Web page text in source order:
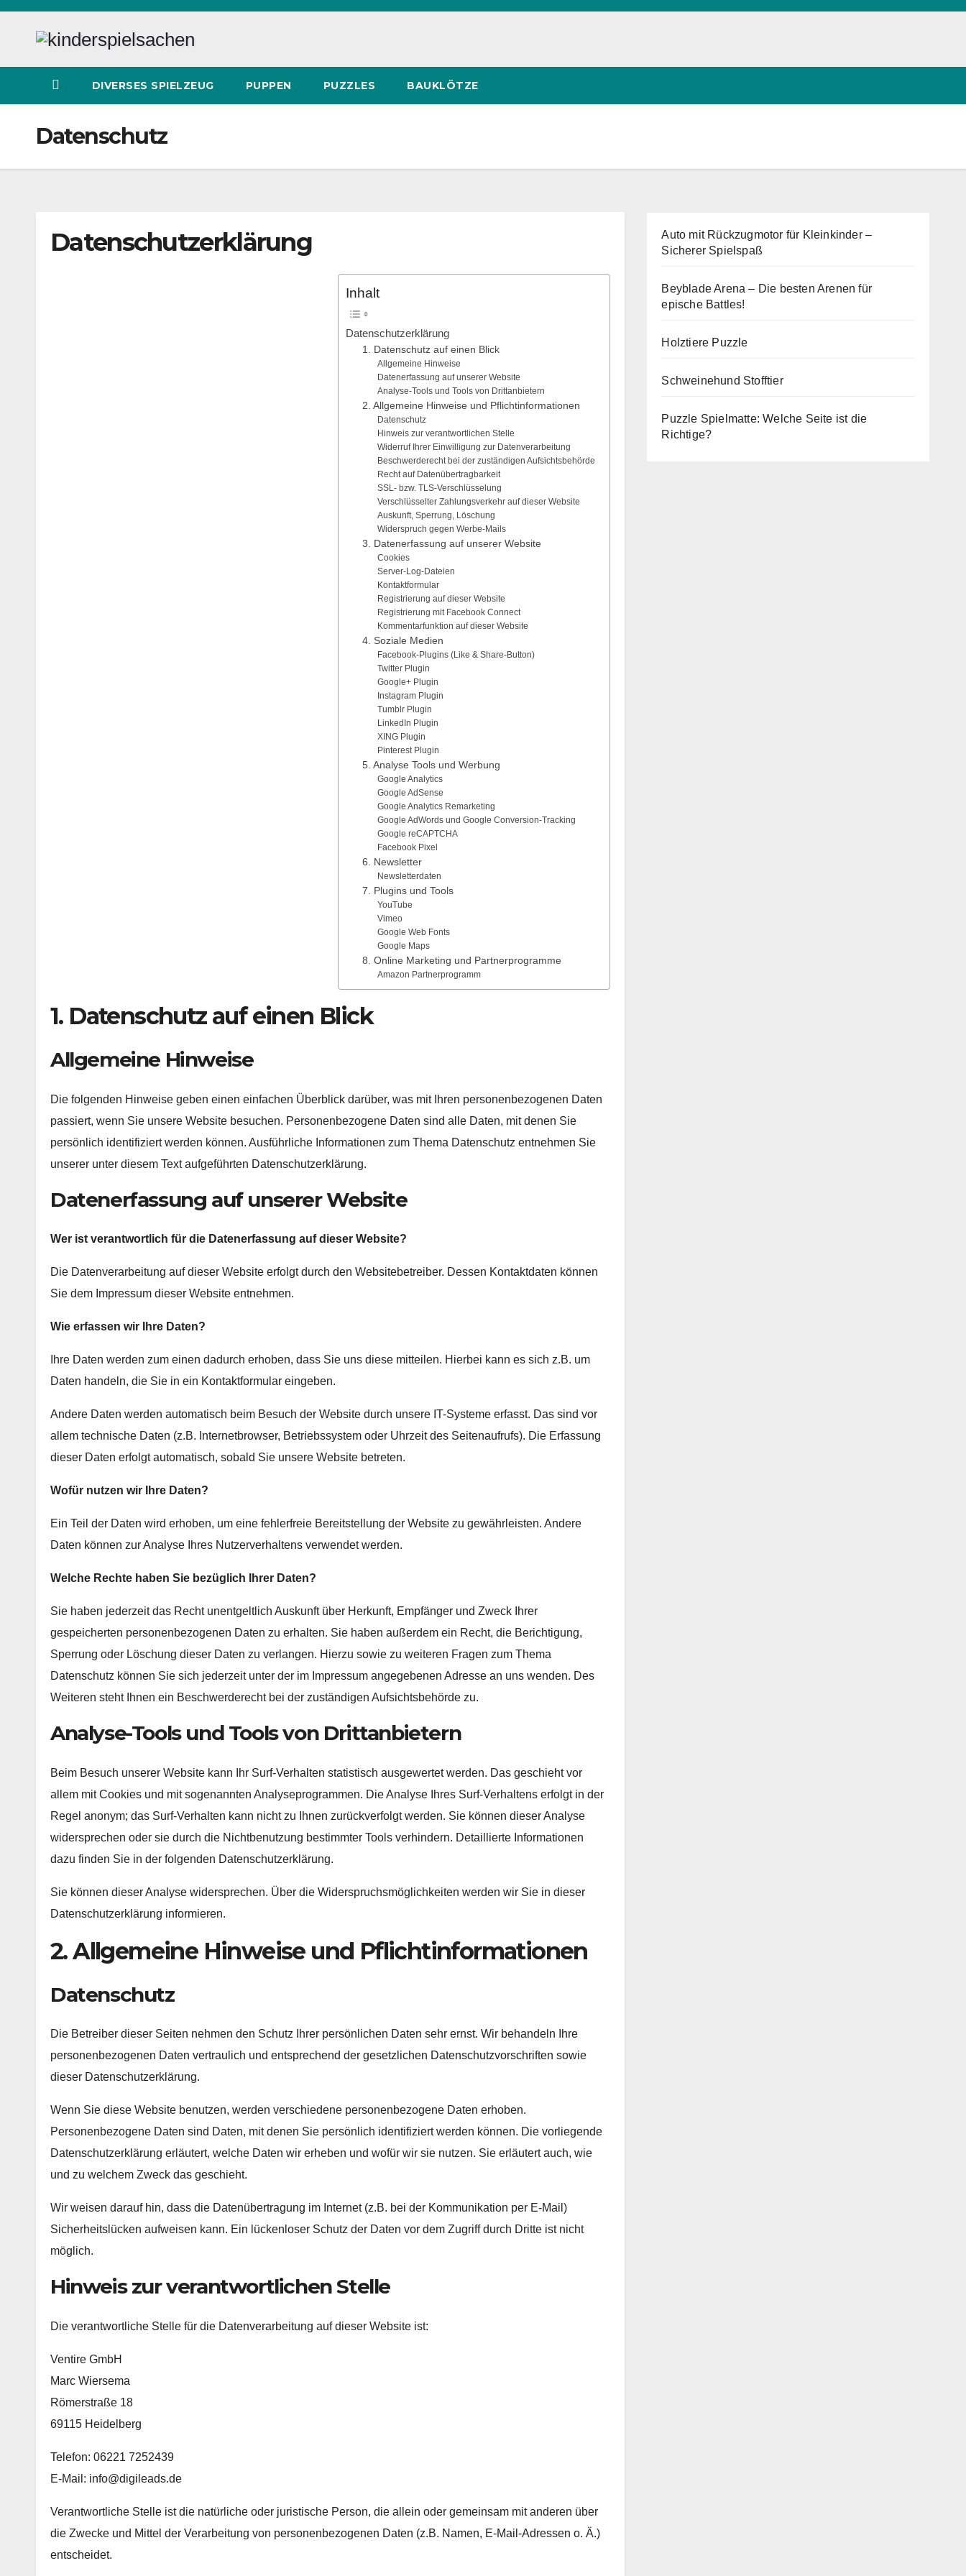
Zum
DIVERSES SPIELZEUG PUPPEN PUZZLES BAUKLÖTZE
Datenschutz
Datenschutzerklärung
Inhalt
Datenschutzerklärung
1. Datenschutz auf einen Blick
Allgemeine Hinweise
Datenerfassung auf unserer Website
Analyse-Tools und Tools von Drittanbietern
2. Allgemeine Hinweise und Pflichtinformationen
Datenschutz
Hinweis zur verantwortlichen Stelle
Widerruf Ihrer Einwilligung zur Datenverarbeitung
Beschwerderecht bei der zuständigen Aufsichtsbehörde
Recht auf Datenübertragbarkeit
SSL- bzw. TLS-Verschlüsselung
Verschlüsselter Zahlungsverkehr auf dieser Website
Auskunft, Sperrung, Löschung
Widerspruch gegen Werbe-Mails
3. Datenerfassung auf unserer Website
Cookies
Server-Log-Dateien
Kontaktformular
Registrierung auf dieser Website
Registrierung mit Facebook Connect
Kommentarfunktion auf dieser Website
4. Soziale Medien
Facebook-Plugins (Like & Share-Button)
Twitter Plugin
Google+ Plugin
Instagram Plugin
Tumblr Plugin
LinkedIn Plugin
XING Plugin
Pinterest Plugin
5. Analyse Tools und Werbung
Google Analytics
Google AdSense
Google Analytics Remarketing
Google AdWords und Google Conversion-Tracking
Google reCAPTCHA
Facebook Pixel
6. Newsletter
Newsletterdaten
7. Plugins und Tools
YouTube
Vimeo
Google Web Fonts
Google Maps
8. Online Marketing und Partnerprogramme
Amazon Partnerprogramm
1. Datenschutz auf einen Blick
Allgemeine Hinweise
Die folgenden Hinweise geben einen einfachen Überblick darüber, was mit Ihren personenbezogenen Daten
passiert, wenn Sie unsere Website besuchen. Personenbezogene Daten sind alle Daten, mit denen Sie
persönlich identifiziert werden können. Ausführliche Informationen zum Thema Datenschutz entnehmen Sie
unserer unter diesem Text aufgeführten Datenschutzerklärung.
Datenerfassung auf unserer Website
Wer ist verantwortlich für die Datenerfassung auf dieser Website?
Die Datenverarbeitung auf dieser Website erfolgt durch den Websitebetreiber. Dessen Kontaktdaten können
Sie dem Impressum dieser Website entnehmen.
Wie erfassen wir Ihre Daten?
Ihre Daten werden zum einen dadurch erhoben, dass Sie uns diese mitteilen. Hierbei kann es sich z.B. um
Daten handeln, die Sie in ein Kontaktformular eingeben.
Andere Daten werden automatisch beim Besuch der Website durch unsere IT-Systeme erfasst. Das sind vor
allem technische Daten (z.B. Internetbrowser, Betriebssystem oder Uhrzeit des Seitenaufrufs). Die Erfassung
dieser Daten erfolgt automatisch, sobald Sie unsere Website betreten.
Wofür nutzen wir Ihre Daten?
Ein Teil der Daten wird erhoben, um eine fehlerfreie Bereitstellung der Website zu gewährleisten. Andere
Daten können zur Analyse Ihres Nutzerverhaltens verwendet werden.
Welche Rechte haben Sie bezüglich Ihrer Daten?
Sie haben jederzeit das Recht unentgeltlich Auskunft über Herkunft, Empfänger und Zweck Ihrer
gespeicherten personenbezogenen Daten zu erhalten. Sie haben außerdem ein Recht, die Berichtigung,
Sperrung oder Löschung dieser Daten zu verlangen. Hierzu sowie zu weiteren Fragen zum Thema
Datenschutz können Sie sich jederzeit unter der im Impressum angegebenen Adresse an uns wenden. Des
Weiteren steht Ihnen ein Beschwerderecht bei der zuständigen Aufsichtsbehörde zu.
Analyse-Tools und Tools von Drittanbietern
Beim Besuch unserer Website kann Ihr Surf-Verhalten statistisch ausgewertet werden. Das geschieht vor
allem mit Cookies und mit sogenannten Analyseprogrammen. Die Analyse Ihres Surf-Verhaltens erfolgt in der
Regel anonym; das Surf-Verhalten kann nicht zu Ihnen zurückverfolgt werden. Sie können dieser Analyse
widersprechen oder sie durch die Nichtbenutzung bestimmter Tools verhindern. Detaillierte Informationen
dazu finden Sie in der folgenden Datenschutzerklärung.
Sie können dieser Analyse widersprechen. Über die Widerspruchsmöglichkeiten werden wir Sie in dieser
Datenschutzerklärung informieren.
2. Allgemeine Hinweise und Pflichtinformationen
Datenschutz
Die Betreiber dieser Seiten nehmen den Schutz Ihrer persönlichen Daten sehr ernst. Wir behandeln Ihre
personenbezogenen Daten vertraulich und entsprechend der gesetzlichen Datenschutzvorschriften sowie
dieser Datenschutzerklärung.
Wenn Sie diese Website benutzen, werden verschiedene personenbezogene Daten erhoben.
Personenbezogene Daten sind Daten, mit denen Sie persönlich identifiziert werden können. Die vorliegende
Datenschutzerklärung erläutert, welche Daten wir erheben und wofür wir sie nutzen. Sie erläutert auch, wie
und zu welchem Zweck das geschieht.
Wir weisen darauf hin, dass die Datenübertragung im Internet (z.B. bei der Kommunikation per E-Mail)
Sicherheitslücken aufweisen kann. Ein lückenloser Schutz der Daten vor dem Zugriff durch Dritte ist nicht
möglich.
Hinweis zur verantwortlichen Stelle
Die verantwortliche Stelle für die Datenverarbeitung auf dieser Website ist:
Ventire GmbH
Marc Wiersema
Römerstraße 18
69115 Heidelberg
Telefon: 06221 7252439
E-Mail: info@digileads.de
Verantwortliche Stelle ist die natürliche oder juristische Person, die allein oder gemeinsam mit anderen über
die Zwecke und Mittel der Verarbeitung von personenbezogenen Daten (z.B. Namen, E-Mail-Adressen o. Ä.)
entscheidet.
Auto mit Rückzugmotor für Kleinkinder –
Sicherer Spielspaß
Beyblade Arena – Die besten Arenen für
epische Battles!
Holztiere Puzzle
Schweinehund Stofftier
Puzzle Spielmatte: Welche Seite ist die
Richtige?